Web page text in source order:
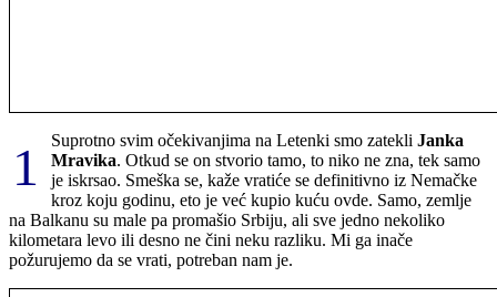
1 Suprotno svim očekivanjima na Letenki smo zatekli Janka
Mravika. Otkud se on stvorio tamo, to niko ne zna, tek samo
je iskrsao. Smeška se, kaže vratiće se definitivno iz Nemačke
kroz koju godinu, eto je već kupio kuću ovde. Samo, zemlje
na Balkanu su male pa promašio Srbiju, ali sve jedno nekoliko
kilometara levo ili desno ne čini neku razliku. Mi ga inače
požurujemo da se vrati, potreban nam je.